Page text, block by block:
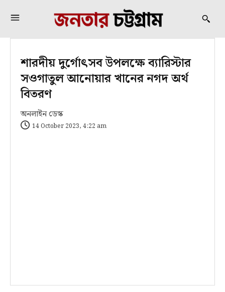
শারদীয় দুর্গোৎসব উপলক্ষে ব্যারিস্টার
সওগাতুল আনোয়ার খানের নগদ অর্থ
বিতরণ
অনলাইন ডেস্ক
14 October 2023, 4:22 am